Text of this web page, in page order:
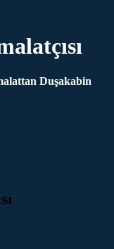
Duşakabin